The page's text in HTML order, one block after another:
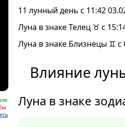
11 лунный день с 11:42
Луна в знаке Телец ♉ с
Луна в знаке Близнецы ♊ с
Влияние
Луна в знаке